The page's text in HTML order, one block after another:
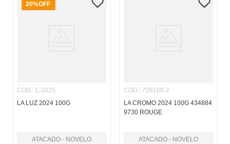
20%OFF
COD. : L-2025
LA LUZ 2024 100G
ATACADO - NOVELO
COD. : 728160-2
LA CROMO 2024 100G 434884
9730 ROUGE
ATACADO - NOVELO